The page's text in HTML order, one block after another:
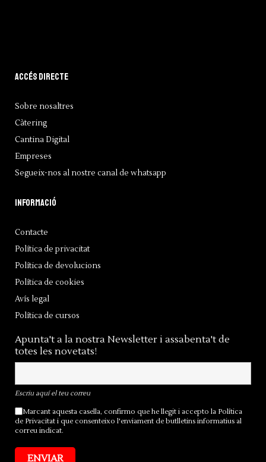
Accés directe
Sobre nosaltres
Càtering
Cantina Digital
Empreses
Segueix-nos al nostre canal de whatsapp
Informació
Contacte
Política de privacitat
Política de devolucions
Política de cookies
Avís legal
Política de cursos
Apunta't a la nostra Newsletter i assabenta't de
totes les novetats!
Escriu aquí el teu correu
Marcant aquesta casella, confirmo que he llegit i accepto la Política
de Privacitat i que consenteixo l'enviament de butlletins informatius al
correu indicat.
ENVIAR